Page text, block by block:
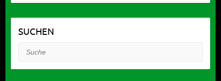
SUCHEN
Suche